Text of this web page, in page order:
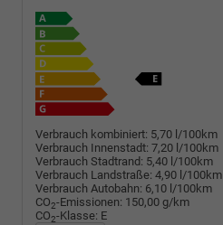
Verbrauch kombiniert: 5,70 l/100km
Verbrauch Innenstadt: 7,20 l/100km
Verbrauch Stadtrand: 5,40 l/100km
Verbrauch Landstraße: 4,90 l/100km
Verbrauch Autobahn: 6,10 l/100km
CO2-Emissionen: 150,00 g/km
CO2-Klasse: E